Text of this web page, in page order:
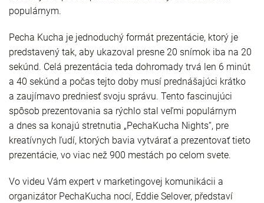
populárnym.
Pecha Kucha je jednoduchý formát prezentácie, ktorý je
predstavený tak, aby ukazoval presne 20 snímok iba na 20
sekúnd. Celá prezentácia teda dohromady trvá len 6 minút
a 40 sekúnd a počas tejto doby musí prednášajúci krátko
a zaujímavo predniesť svoju správu. Tento fascinujúci
spôsob prezentovania sa rýchlo stal veľmi populárnym
a dnes sa konajú stretnutia „PechaKucha Nights“, pre
kreatívnych ľudí, ktorých bavia vytvárať a prezentovať tieto
prezentácie, vo viac než 900 mestách po celom svete.
Vo videu Vám expert v marketingovej komunikácii a
organizátor PechaKucha nocí, Eddie Selover, představí